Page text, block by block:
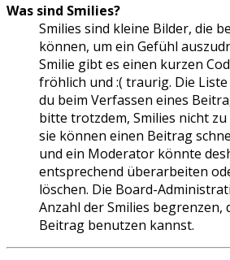
Was sind Smilies?
Smilies sind kleine Bilder, die
können, um ein Gefühl
Smilie gibt es einen kurzen
fröhlich und :( traurig. Die
du beim Verfassen eines
bitte trotzdem, Smilies nicht
sie können einen Beitrag
und ein Moderator könnte
entsprechend überarbeiten
löschen. Die Board-
Anzahl der Smilies begrenzen,
Beitrag benutzen kannst.